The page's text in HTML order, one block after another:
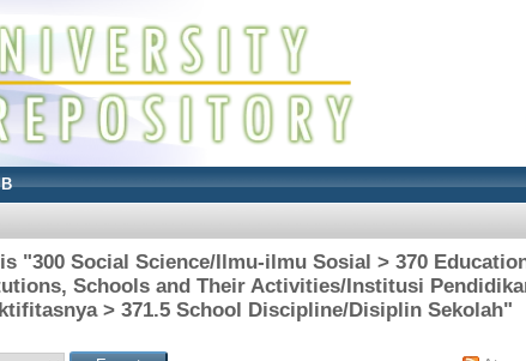
"300 Social Science/Ilmu-ilmu Sosial > 370
Schools and Their Activities/Institusi
> 371.5 School Discipline/Disiplin Sekolah"